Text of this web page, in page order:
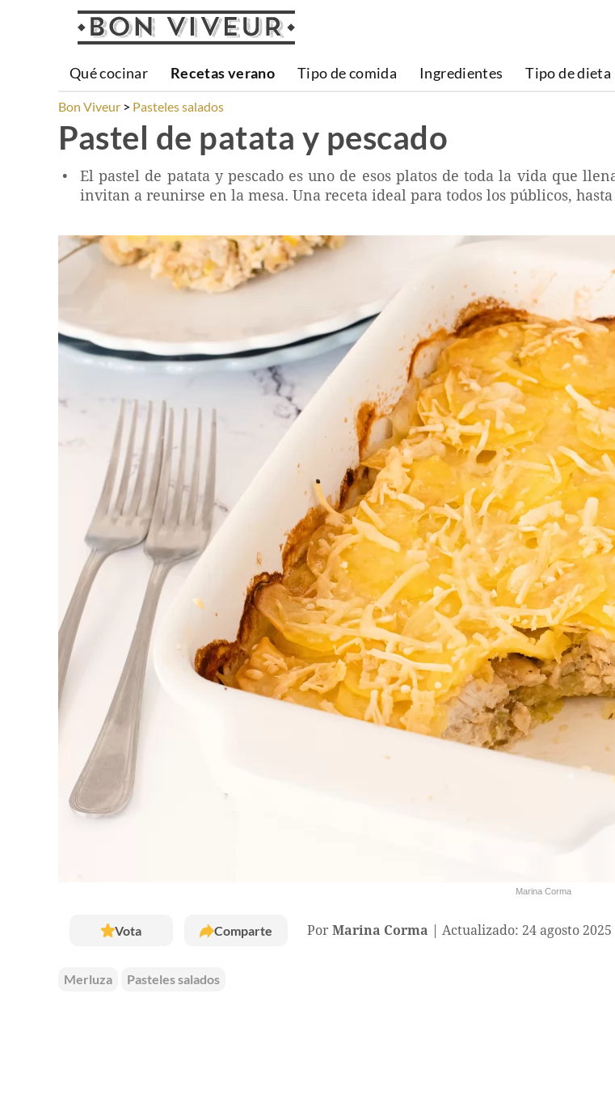
Qué cocinar Recetas verano Tipo de comida Ingredientes Tipo de dieta
Bon Viveur Pasteles salados
Pastel de patata y pescado
Marina Corma
El pastel de patata y pescado es uno de esos platos de toda la vida que
invitan a reunirse en la mesa. Una receta ideal para todos los públicos,
Vota Comparte Por Marina Corma Actualizado: 24 agosto 2025
Merluza Pasteles salados